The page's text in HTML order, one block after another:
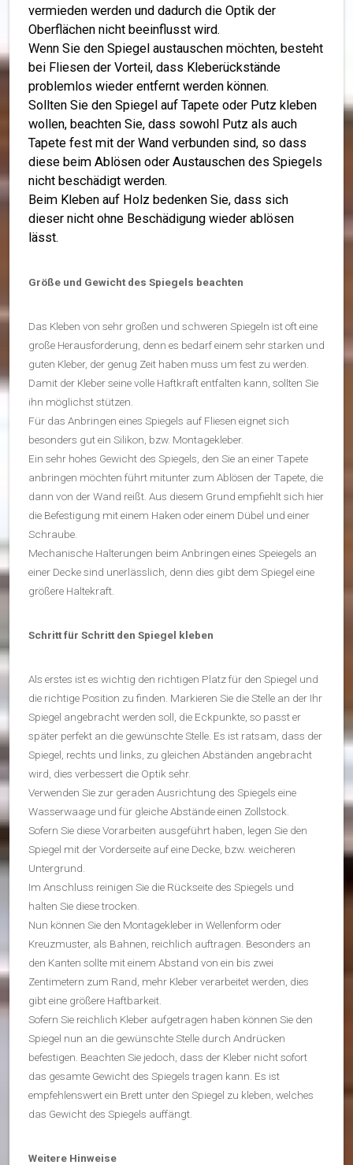
vermieden werden und dadurch die Optik der
Oberflächen nicht beeinflusst wird.
Wenn Sie den Spiegel austauschen möchten, besteht
bei Fliesen der Vorteil, dass Kleberückstände
problemlos wieder entfernt werden können.
Sollten Sie den Spiegel auf Tapete oder Putz kleben
wollen, beachten Sie, dass sowohl Putz als auch
Tapete fest mit der Wand verbunden sind, so dass
diese beim Ablösen oder Austauschen des Spiegels
nicht beschädigt werden.
Beim Kleben auf Holz bedenken Sie, dass sich
dieser nicht ohne Beschädigung wieder ablösen
lässt.
Größe und Gewicht des Spiegels beachten
Das Kleben von sehr großen und schweren Spiegeln ist oft eine
große Herausforderung, denn es bedarf einem sehr starken und
guten Kleber, der genug Zeit haben muss um fest zu werden.
Damit der Kleber seine volle Haftkraft entfalten kann, sollten Sie
ihn möglichst stützen.
Für das Anbringen eines Spiegels auf Fliesen eignet sich
besonders gut ein Silikon, bzw. Montagekleber.
Ein sehr hohes Gewicht des Spiegels, den Sie an einer Tapete
anbringen möchten führt mitunter zum Ablösen der Tapete, die
dann von der Wand reißt. Aus diesem Grund empfiehlt sich hier
die Befestigung mit einem Haken oder einem Dübel und einer
Schraube.
Mechanische Halterungen beim Anbringen eines Speiegels an
einer Decke sind unerlässlich, denn dies gibt dem Spiegel eine
größere Haltekraft.
Schritt für Schritt den Spiegel kleben
Als erstes ist es wichtig den richtigen Platz für den Spiegel und
die richtige Position zu finden. Markieren Sie die Stelle an der Ihr
Spiegel angebracht werden soll, die Eckpunkte, so passt er
später perfekt an die gewünschte Stelle. Es ist ratsam, dass der
Spiegel, rechts und links, zu gleichen Abständen angebracht
wird, dies verbessert die Optik sehr.
Verwenden Sie zur geraden Ausrichtung des Spiegels eine
Wasserwaage und für gleiche Abstände einen Zollstock.
Sofern Sie diese Vorarbeiten ausgeführt haben, legen Sie den
Spiegel mit der Vorderseite auf eine Decke, bzw. weicheren
Untergrund.
Im Anschluss reinigen Sie die Rückseite des Spiegels und
halten Sie diese trocken.
Nun können Sie den Montagekleber in Wellenform oder
Kreuzmuster, als Bahnen, reichlich auftragen. Besonders an
den Kanten sollte mit einem Abstand von ein bis zwei
Zentimetern zum Rand, mehr Kleber verarbeitet werden, dies
gibt eine größere Haftbarkeit.
Sofern Sie reichlich Kleber aufgetragen haben können Sie den
Spiegel nun an die gewünschte Stelle durch Andrücken
befestigen. Beachten Sie jedoch, dass der Kleber nicht sofort
das gesamte Gewicht des Spiegels tragen kann. Es ist
empfehlenswert ein Brett unter den Spiegel zu kleben, welches
das Gewicht des Spiegels auffängt.
Weitere Hinweise